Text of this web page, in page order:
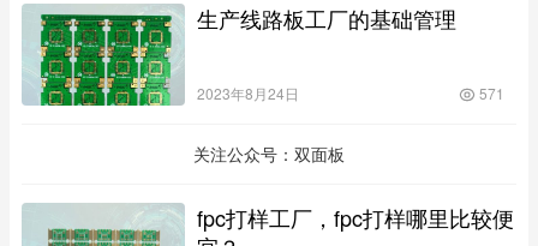
生产线路板工厂的基础管理
2023年8月24日 571
关注公众号：双面板
fpc打样工厂，fpc打样哪里比较便